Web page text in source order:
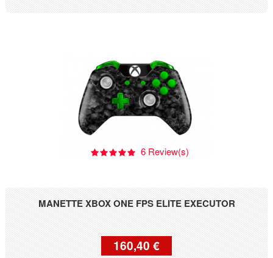
MANETTE XBOX ONE FPS ELITE EXECUTOR
6 Review(s)
160,40 €